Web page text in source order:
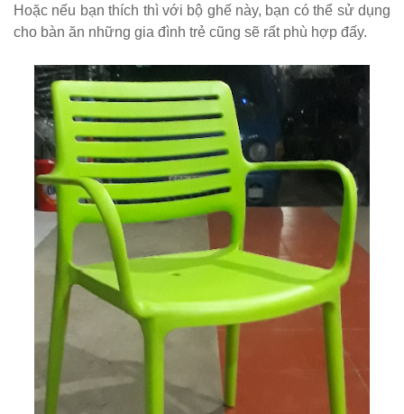
phòng,
quán cafe
Bộ bàn ghế
ăn ngoài
trời sân
vườn sân
thượng
nhôm đúc
ốp gỗ nhựa
Bộ bàn ghế
cafe ngoài
công sân
Hoặc nếu bạn thích thì với bộ ghế này, bạn có thể sử dụng
cho bàn ăn những gia đình trẻ cũng sẽ rất phù hợp đấy.